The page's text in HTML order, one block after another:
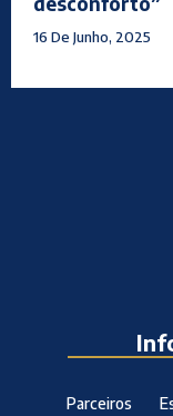
16 De Junho, 2025
Parceiros